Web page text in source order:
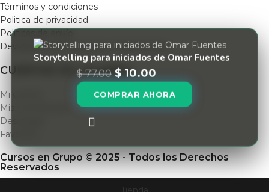
Términos y condiciones
Politica de privacidad
Políticas de envío
Devolución de Productos y Reembolsos
CUENTAS DE USUARIO
Mi cuenta
Mis membresias
Descargas
Favoritos
Cursos en Grupo © 2025 - Todos los Derechos
Reservados
Storytelling para iniciados de Omar Fuentes
$77.00 $ 10.00
COMPRAR AHORA